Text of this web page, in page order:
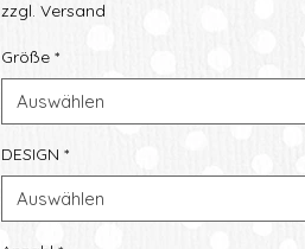
zzgl. Versand
Größe *
Auswählen
DESIGN *
Auswählen